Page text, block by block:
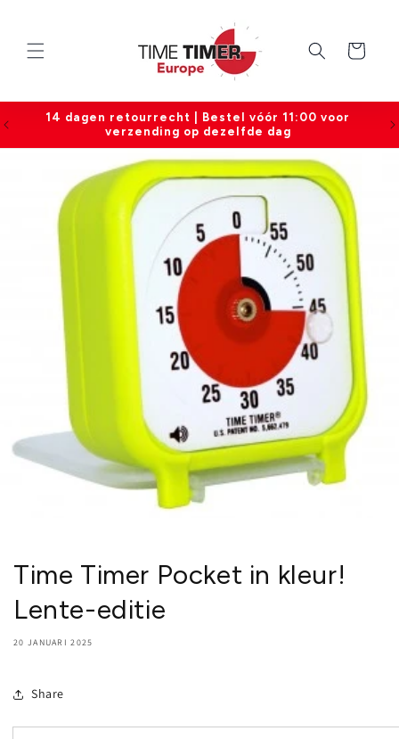
Winkelwagen
14 dagen retourrecht | Bestel vóór 11:00 voor
verzending op dezelfde dag
Time Timer Pocket in kleur!
Lente-editie
20 JANUARI 2025
Share